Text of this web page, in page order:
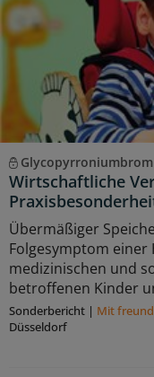
Wirtschaftliche
Übermäßiger
Folgesymptom
medizinischen und
betroffenen Kinder
Sonderbericht | Mit
Düsseldorf